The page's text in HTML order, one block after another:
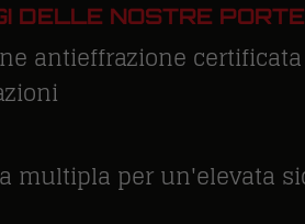
DELLE NOSTRE
antieffrazione certificata
multipla per un'elevata